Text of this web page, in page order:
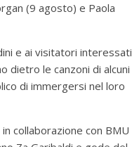
(9 agosto) e Paola
e ai visitatori interessati
dietro le canzoni di alcuni
di immergersi nel loro
collaborazione con BMU